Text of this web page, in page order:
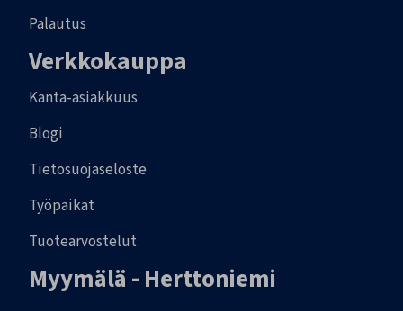
Palautus
Verkkokauppa
Kanta-asiakkuus
Blogi
Tietosuojaseloste
Työpaikat
Tuotearvostelut
Myymälä - Herttoniemi